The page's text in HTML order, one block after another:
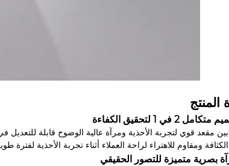
المنتج
ومقاوم للاهتراء لراحة العملاء أثناء تجربة الأحذية لفترة